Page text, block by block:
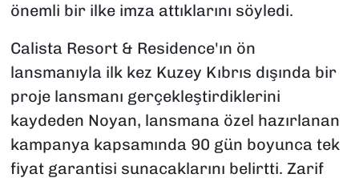
önemli bir ilke imza attıklarını söyledi.
Calista Resort & Residence'ın ön
lansmanıyla ilk kez Kuzey Kıbrıs dışında bir
proje lansmanı gerçekleştirdiklerini
kaydeden Noyan, lansmana özel hazırlanan
kampanya kapsamında 90 gün boyunca tek
fiyat garantisi sunacaklarını belirtti. Zarif